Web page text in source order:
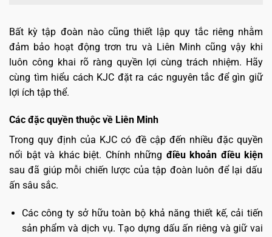
Bất kỳ tập đoàn nào cũng thiết lập quy tắc riêng nhằm
đảm bảo hoạt động trơn tru và Liên Minh cũng vậy khi
luôn công khai rõ ràng quyền lợi cùng trách nhiệm. Hãy
cùng tìm hiểu cách KJC đặt ra các nguyên tắc để gìn giữ
lợi ích tập thể.
Các đặc quyền thuộc về Liên Minh
Trong quy định của KJC có đề cập đến nhiều đặc quyền
nổi bật và khác biệt. Chính những điều khoản điều kiện
sau đã giúp mỗi chiến lược của tập đoàn luôn để lại dấu
ấn sâu sắc.
Các công ty sở hữu toàn bộ khả năng thiết kế, cải tiến
sản phẩm và dịch vụ. Tạo dựng dấu ấn riêng và giữ vai